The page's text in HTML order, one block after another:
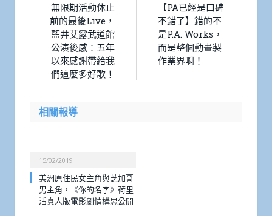
無限期活動休止
前的最後Live，
藍井艾露武道館
公演後感：五年
以來感謝帶給我
們這麼多好歌！
【PA已經是口碑
不錯了】錯的不
是P.A. Works，
而是整個動畫製
作業界啊！
相關報導
15/02/2019
美洲原住民女主角與芝加哥
男主角，《你的名字》荷里
活真人版電影劇情構思公開